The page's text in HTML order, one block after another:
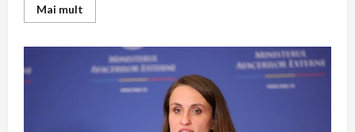
Mai mult
more
contestă
legea
decarbonizării
adoptată